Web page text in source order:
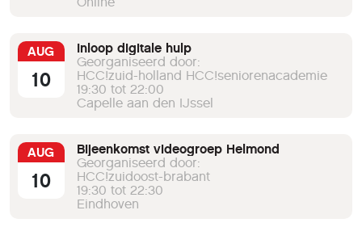
AUG
10
Inloop digitale hulp
Georganiseerd door:
HCC!zuid-holland HCC!seniorenacademie
19:30 tot 22:00
Capelle aan den IJssel
AUG
10
Bijeenkomst videogroep Helmond
Georganiseerd door:
HCC!zuidoost-brabant
19:30 tot 22:30
Eindhoven